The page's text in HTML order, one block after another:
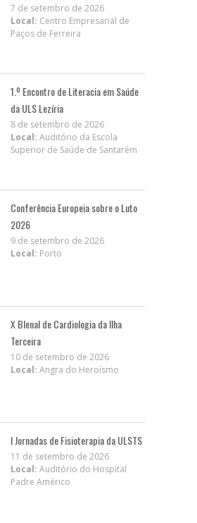
7 de setembro de 2026
Local: Centro Empresarial de
Paços de Ferreira
1.º Encontro de Literacia em Saúde
da ULS Lezíria
8 de setembro de 2026
Local: Auditório da Escola
Superior de Saúde de Santarém
Conferência Europeia sobre o Luto
2026
9 de setembro de 2026
Local: Porto
X BIenal de Cardiologia da Ilha
Terceira
10 de setembro de 2026
Local: Angra do Heroísmo
I Jornadas de Fisioterapia da ULSTS
11 de setembro de 2026
Local: Auditório do Hospital
Padre Américo